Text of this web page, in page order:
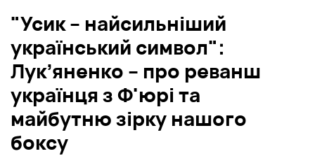
"Усик – найсильніший
український символ":
Лук’яненко – про реванш
українця з Ф'юрі та
майбутню зірку нашого
боксу